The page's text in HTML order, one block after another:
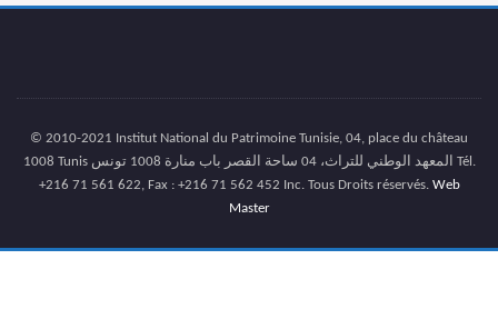
© 2010-2021 Institut National du Patrimoine Tunisie, 04, place du château
1008 Tunis المعهد الوطني للتراث، 04 ساحة القصر باب منارة 1008 تونس Tél.
+216 71 561 622, Fax : +216 71 562 452 Inc. Tous Droits réservés. Web
Master